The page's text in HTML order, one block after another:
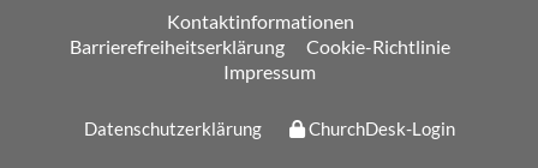
Kontaktinformationen
Barrierefreiheitserklärung
Cookie-Richtlinie
Impressum
Datenschutzerklärung ChurchDesk-Login